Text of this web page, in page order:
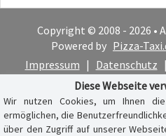
Copyright © 2008 - 2026 •
Powered by Pizza-
Impressum | Datenschutz |
Cookie-
Diese Webseite
Wir nutzen Cookies, um Ihnen
ermöglichen, die
über den Zugriff auf unserer